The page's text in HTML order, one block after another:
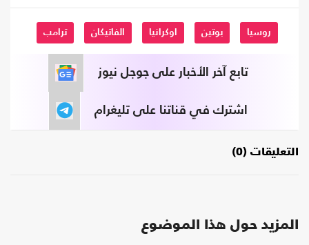
روسيا بوتين اوكرانيا الفاتيكان ترامب
تابع آخر الأخبار على جوجل نيوز
اشترك في قناتنا على تليغرام
التعليقات (0)
المزيد حول هذا الموضوع